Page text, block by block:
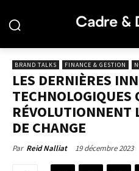
BRAND TALKS FINANCE & GESTION
LES DERNIÈRES
TECHNOLOGIQUES
RÉVOLUTIONNENT
DE CHANGE
Par Reid Nalliat 19 décembre 2023